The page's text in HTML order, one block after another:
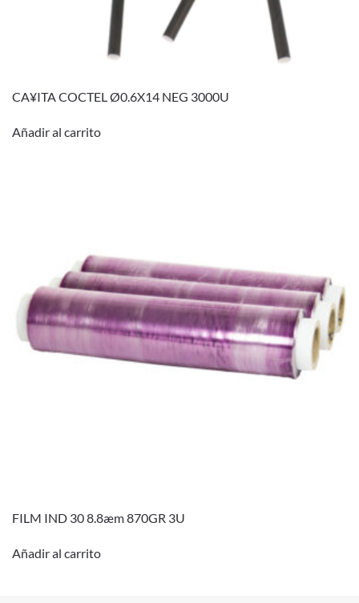
CA¥ITA COCTEL Ø0.6X14 NEG 3000U
Añadir al carrito
FILM IND 30 8.8æm 870GR 3U
Añadir al carrito